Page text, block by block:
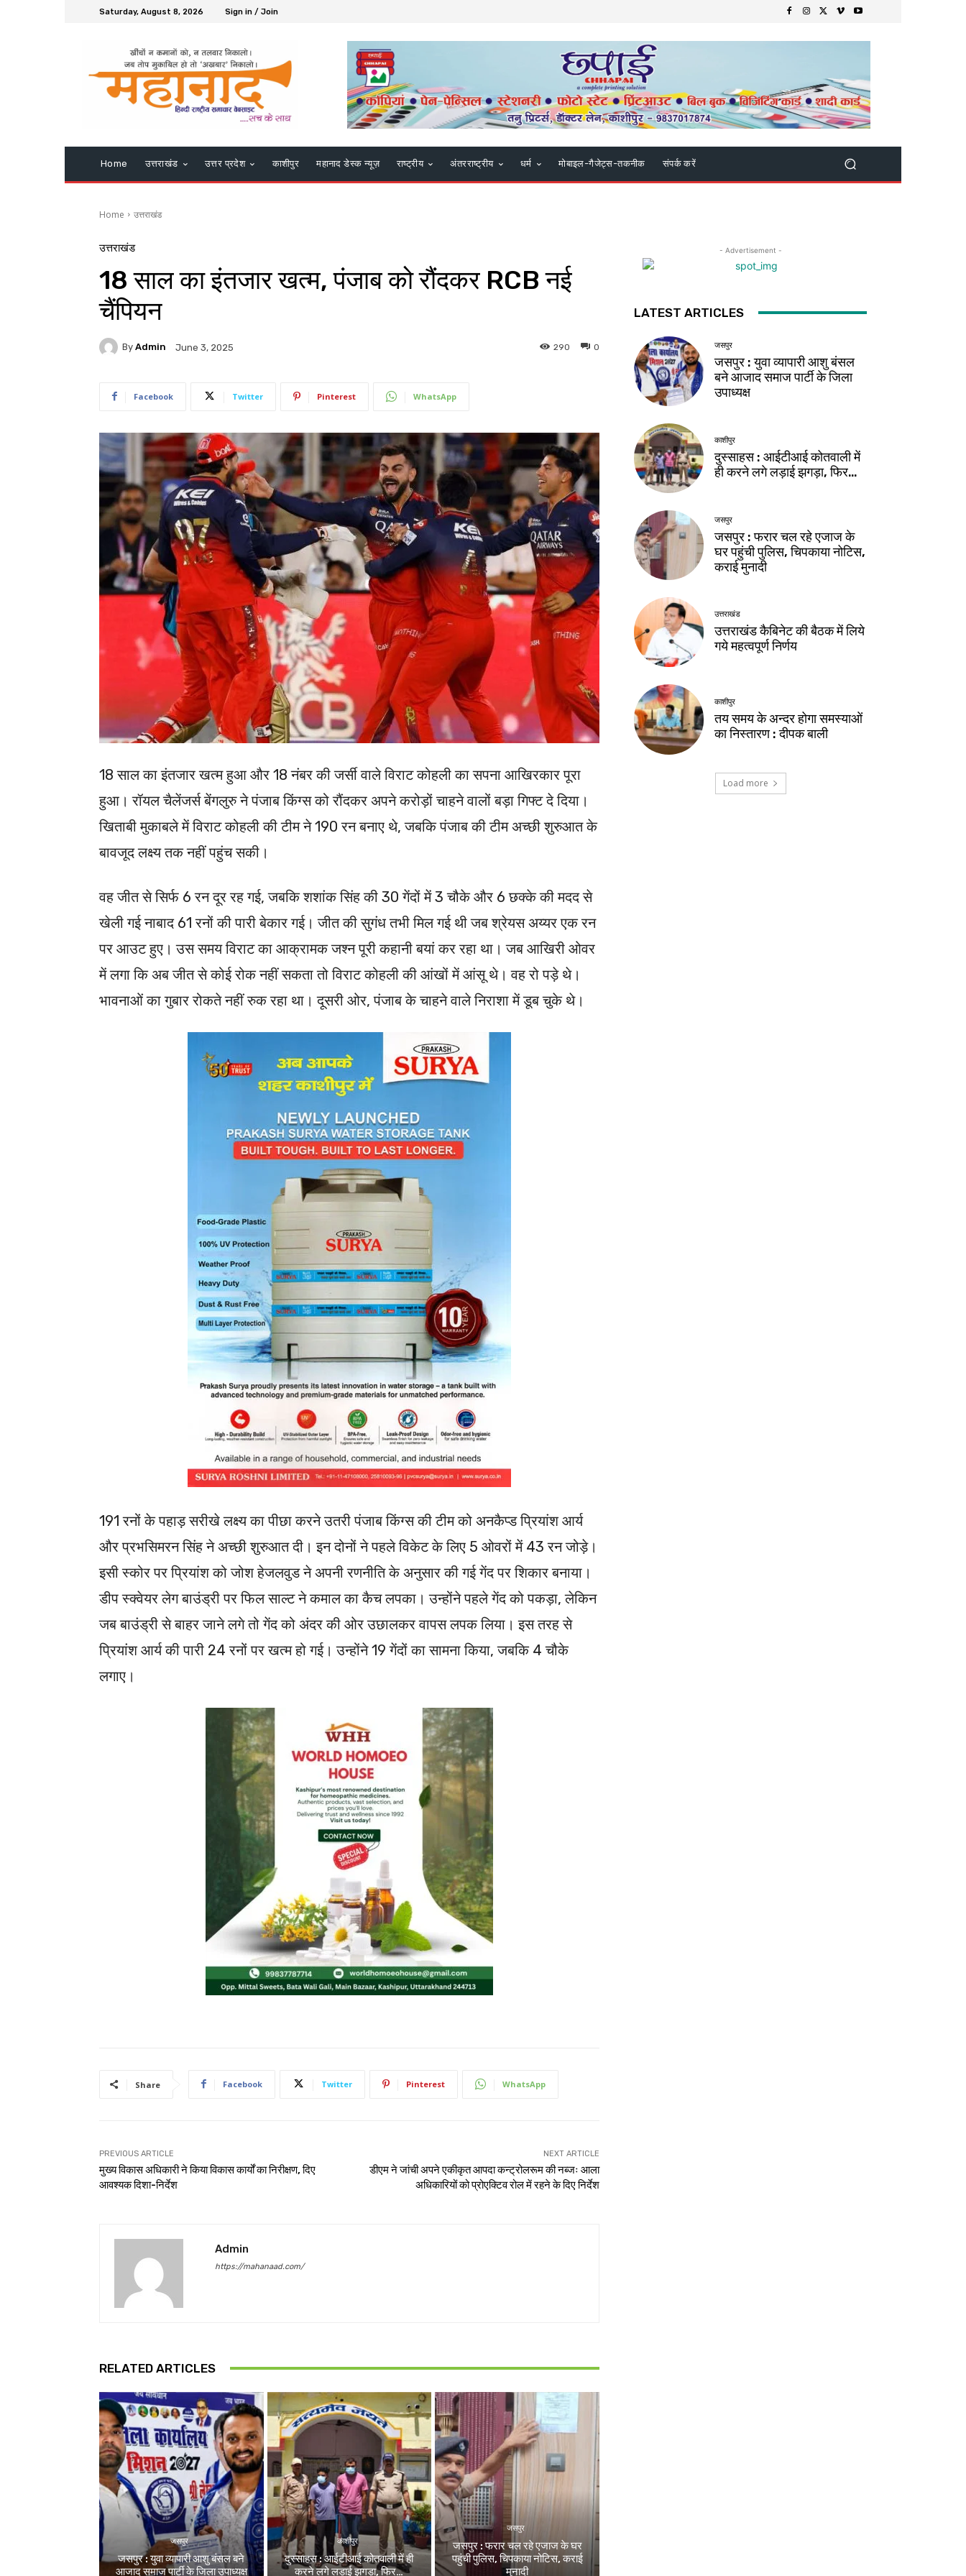
Saturday, August 8, 2026 Sign in / Join
Home उत्तराखंड उत्तर प्रदेश काशीपुर महानाद डेस्क न्यूज़ राष्ट्रीय अंतरराष्ट्रीय धर्म मोबाइल-गैजेट्स-तकनीक संपर्क करें
Home उत्तराखंड
उत्तराखंड
18 साल का इंतजार खत्म, पंजाब को रौंदकर RCB नई
चैंपियन
By Admin June 3, 2025 0
290
Facebook Twitter Pinterest WhatsApp
18 साल का इंतजार खत्म हुआ और 18 नंबर की जर्सी वाले विराट कोहली का सपना आखिरकार पूरा
हुआ। रॉयल चैलेंजर्स बेंगलुरु ने पंजाब किंग्स को रौंदकर अपने करोड़ों चाहने वालों बड़ा गिफ्ट दे दिया।
खिताबी मुकाबले में विराट कोहली की टीम ने 190 रन बनाए थे, जबकि पंजाब की टीम अच्छी शुरुआत के
बावजूद लक्ष्य तक नहीं पहुंच सकी।
वह जीत से सिर्फ 6 रन दूर रह गई, जबकि शशांक सिंह की 30 गेंदों में 3 चौके और 6 छक्के की मदद से
खेली गई नाबाद 61 रनों की पारी बेकार गई। जीत की सुगंध तभी मिल गई थी जब श्रेयस अय्यर एक रन
पर आउट हुए। उस समय विराट का आक्रामक जश्न पूरी कहानी बयां कर रहा था। जब आखिरी ओवर
में लगा कि अब जीत से कोई रोक नहीं सकता तो विराट कोहली की आंखों में आंसू थे। वह रो पड़े थे।
भावनाओं का गुबार रोकते नहीं रुक रहा था। दूसरी ओर, पंजाब के चाहने वाले निराशा में डूब चुके थे।
191 रनों के पहाड़ सरीखे लक्ष्य का पीछा करने उतरी पंजाब किंग्स की टीम को अनकैप्ड प्रियांश आर्य
और प्रभसिमरन सिंह ने अच्छी शुरुआत दी। इन दोनों ने पहले विकेट के लिए 5 ओवरों में 43 रन जोड़े।
इसी स्कोर पर प्रियांश को जोश हेजलवुड ने अपनी रणनीति के अनुसार की गई गेंद पर शिकार बनाया।
डीप स्क्वेयर लेग बाउंड्री पर फिल साल्ट ने कमाल का कैच लपका। उन्होंने पहले गेंद को पकड़ा, लेकिन
जब बाउंड्री से बाहर जाने लगे तो गेंद को अंदर की ओर उछालकर वापस लपक लिया। इस तरह से
प्रियांश आर्य की पारी 24 रनों पर खत्म हो गई। उन्होंने 19 गेंदों का सामना किया, जबकि 4 चौके
लगाए।
Share Facebook Twitter Pinterest WhatsApp
PREVIOUS ARTICLE
मुख्य विकास अधिकारी ने किया विकास कार्यों का निरीक्षण, दिए
आवश्यक दिशा-निर्देश
NEXT ARTICLE
डीएम ने जांची अपने एकीकृत आपदा कन्ट्रोलरूम की नब्जः आला
अधिकारियों को प्रोएक्टिव रोल में रहने के दिए निर्देश
Admin
https://mahanaad.com/
RELATED ARTICLES
जसपुर
जसपुर : युवा व्यापारी आशु बंसल बने
आजाद समाज पार्टी के जिला उपाध्यक्ष
काशीपुर
दुस्साहस : आईटीआई कोतवाली में ही
करने लगे लड़ाई झगड़ा, फिर…
जसपुर
जसपुर : फरार चल रहे एजाज के घर
पहुंची पुलिस, चिपकाया नोटिस, कराई
मुनादी
- Advertisement -
LATEST ARTICLES
जसपुर
जसपुर : युवा व्यापारी आशु बंसल
बने आजाद समाज पार्टी के जिला
उपाध्यक्ष
काशीपुर
दुस्साहस : आईटीआई कोतवाली में
ही करने लगे लड़ाई झगड़ा, फिर…
जसपुर
जसपुर : फरार चल रहे एजाज के
घर पहुंची पुलिस, चिपकाया नोटिस,
कराई मुनादी
उत्तराखंड
उत्तराखंड कैबिनेट की बैठक में लिये
गये महत्वपूर्ण निर्णय
काशीपुर
तय समय के अन्दर होगा समस्याओं
का निस्तारण : दीपक बाली
Load more